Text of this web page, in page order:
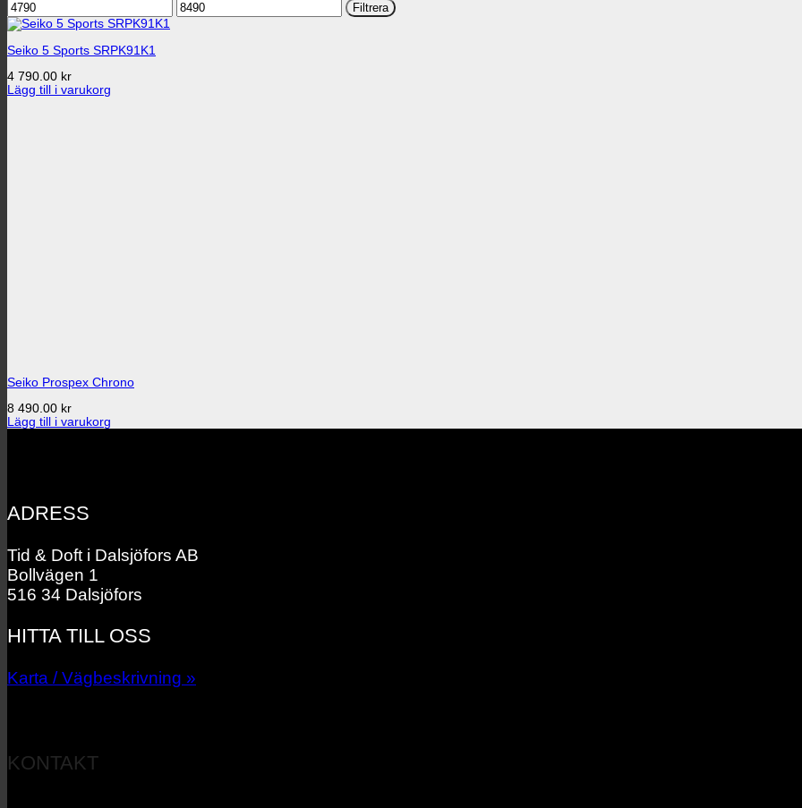
Min
pris
Max
pris
Filtrera
Seiko 5 Sports SRPK91K1
4 790.00 kr
Lägg till i varukorg
Seiko Prospex Chrono
8 490.00 kr
Lägg till i varukorg
ADRESS
Tid & Doft i Dalsjöfors AB
Bollvägen 1
516 34 Dalsjöfors
HITTA TILL OSS
Karta / Vägbeskrivning »
KONTAKT